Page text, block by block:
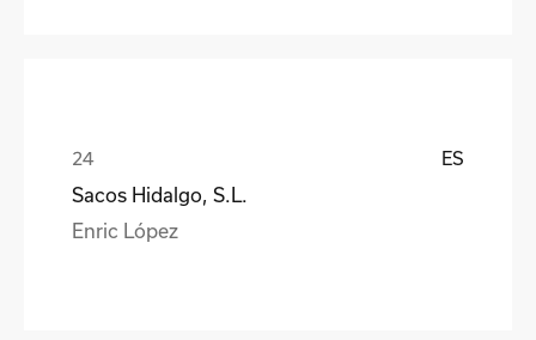
ES
Sacos Hidalgo, S.L.
Enric López